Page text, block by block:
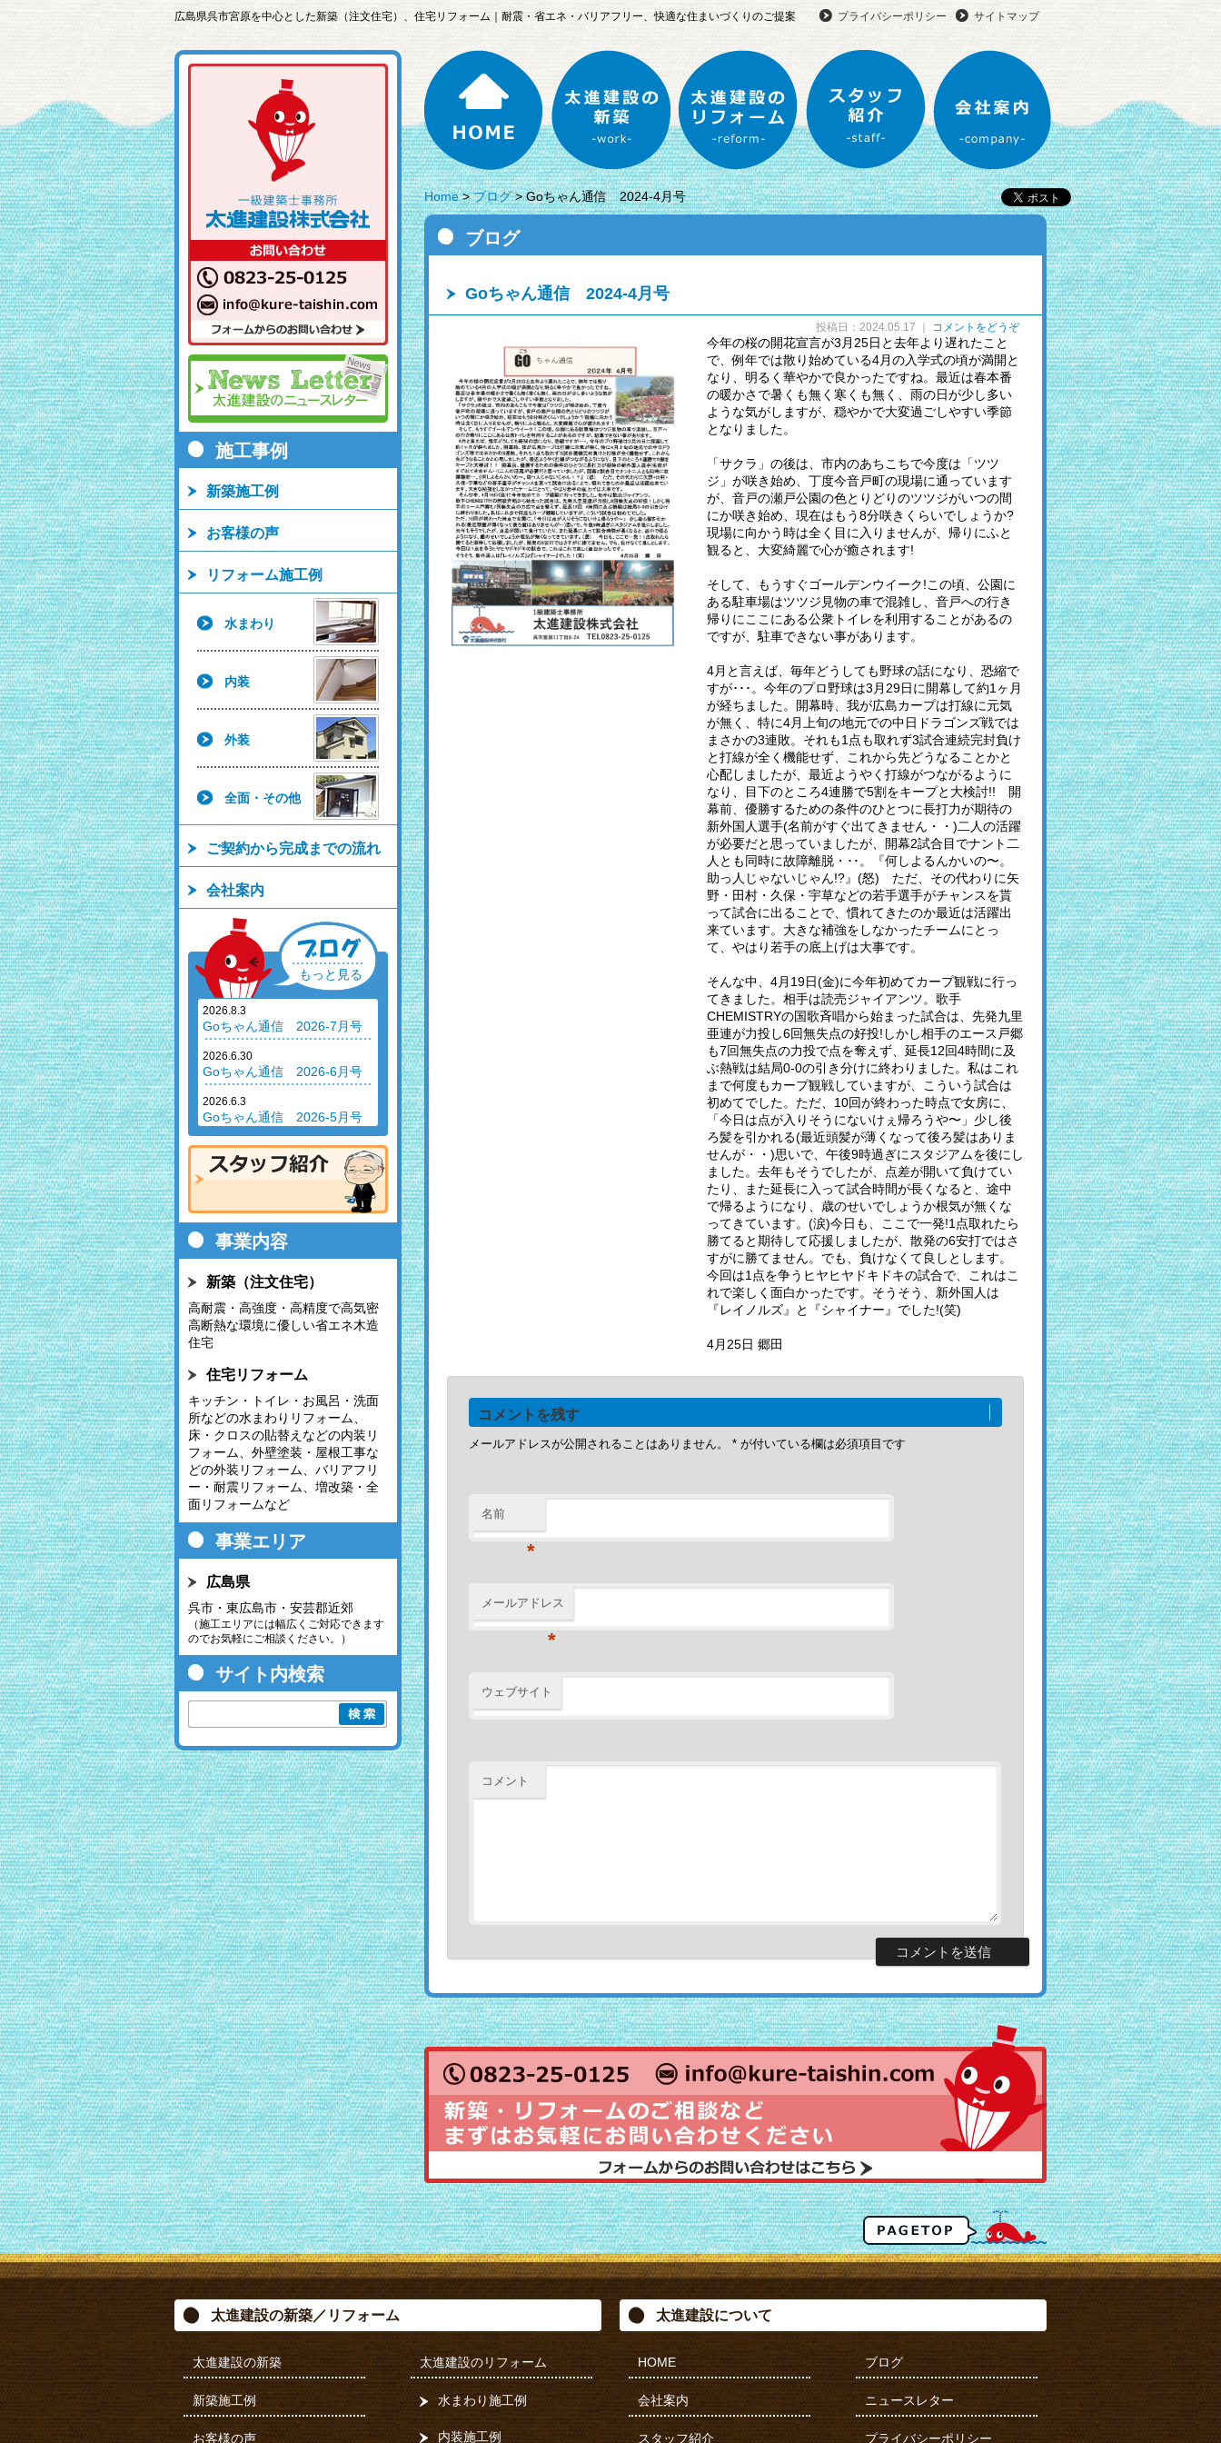
広島県呉市宮原を中心とした新築（注文住宅）、住宅リフォーム｜耐震・省エネ・バリアフリー、快適な住まいづくりのご提案 プライバシーポリシー サイトマップ
HOME 太進建設の新築 太進建設のリフォーム スタッフ紹介
Home>ブログ> Goちゃん通信 2024-4月号
ブログ
Goちゃん通信 2024-4月号
投稿日：2024.05.17 ｜ コメントをどうぞ
今年の桜の開花宣言が3月25日と去年より遅れたこと
で、例年では散り始めている4月の入学式の頃が満開と
なり、明るく華やかで良かったですね。最近は春本番
の暖かさで暑くも無く寒くも無く、雨の日が少し多い
ような気がしますが、穏やかで大変過ごしやすい季節
となりました。
「サクラ」の後は、市内のあちこちで今度は「ツツ
ジ」が咲き始め、丁度今音戸町の現場に通っています
が、音戸の瀬戸公園の色とりどりのツツジがいつの間
にか咲き始め、現在はもう8分咲きくらいでしょうか?
現場に向かう時は全く目に入りませんが、帰りにふと
観ると、大変綺麗で心が癒されます!
そして、もうすぐゴールデンウイーク!この頃、公園に
ある駐車場はツツジ見物の車で混雑し、音戸への行き
帰りにここにある公衆トイレを利用することがあるの
ですが、駐車できない事があります。
4月と言えば、毎年どうしても野球の話になり、恐縮で
すが･･･。今年のプロ野球は3月29日に開幕して約1ヶ月
が経ちました。開幕時、我が広島カープは打線に元気
が無く、特に4月上旬の地元での中日ドラゴンズ戦では
まさかの3連敗。それも1点も取れず3試合連続完封負け
と打線が全く機能せず、これから先どうなることかと
心配しましたが、最近ようやく打線がつながるように
なり、目下のところ4連勝で5割をキープと大検討!! 開
幕前、優勝するための条件のひとつに長打力が期待の
新外国人選手(名前がすぐ出てきません・・)二人の活躍
が必要だと思っていましたが、開幕2試合目でナント二
人とも同時に故障離脱・･･。『何しよるんかいの〜。
助っ人じゃないじゃん!?』(怒) ただ、その代わりに矢
野・田村・久保・宇草などの若手選手がチャンスを貰
って試合に出ることで、慣れてきたのか最近は活躍出
来ています。大きな補強をしなかったチームにとっ
て、やはり若手の底上げは大事です。
そんな中、4月19日(金)に今年初めてカープ観戦に行っ
てきました。相手は読売ジャイアンツ。歌手
CHEMISTRYの国歌斉唱から始まった試合は、先発九里
亜連が力投し6回無失点の好投!しかし相手のエース戸郷
も7回無失点の力投で点を奪えず、延長12回4時間に及
ぶ熱戦は結局0-0の引き分けに終わりました。私はこれ
まで何度もカープ観戦していますが、こういう試合は
初めてでした。ただ、10回が終わった時点で女房に、
「今日は点が入りそうにないけぇ帰ろうや〜」少し後
ろ髪を引かれる(最近頭髪が薄くなって後ろ髪はありま
せんが・・)思いで、午後9時過ぎにスタジアムを後にし
ました。去年もそうでしたが、点差が開いて負けてい
たり、また延長に入って試合時間が長くなると、途中
で帰るようになり、歳のせいでしょうか根気が無くな
ってきています。(涙)今日も、ここで一発!1点取れたら
勝てると期待して応援しましたが、散発の6安打ではさ
すがに勝てません。でも、負けなくて良しとします。
今回は1点を争うヒヤヒヤドキドキの試合で、これはこ
れで楽しく面白かったです。そうそう、新外国人は
『レイノルズ』と『シャイナー』でした!(笑)
4月25日 郷田
コメントを残す
メールアドレスが公開されることはありません。 *が付いている欄は必須項目です
名前
*
メールアドレス
*
ウェブサイト
コメント
施工事例
新築施工例
お客様の声
リフォーム施工例
水まわり
内装
外装
全面・その他
ご契約から完成までの流れ
会社案内
もっと見る
2026.8.3
Goちゃん通信 2026-7月号
2026.6.30
Goちゃん通信 2026-6月号
2026.6.3
Goちゃん通信 2026-5月号
2026.4.30
Goちゃん通信 2026-4月号
Goちゃん通信 2026-2月号
2026.2.9
Goちゃん通信 2026-1月号
2025.12.26
Goちゃん通信 2025-11月・
12月合併号
2025.11.6
Goちゃん通信 2025-9月号
2025.9.1
Goちゃん通信 2025-8月号
事業内容
新築（注文住宅）
高耐震・高強度・高精度で高気密
高断熱な環境に優しい省エネ木造
住宅
住宅リフォーム
キッチン・トイレ・お風呂・洗面
所などの水まわりリフォーム、
床・クロスの貼替えなどの内装リ
フォーム、外壁塗装・屋根工事な
どの外装リフォーム、バリアフリ
ー・耐震リフォーム、増改築・全
面リフォームなど
事業エリア
広島県
呉市・東広島市・安芸郡近郊
（施工エリアには幅広くご対応できます
のでお気軽にご相談ください。）
サイト内検索
太進建設の新築／リフォーム
太進建設の新築
新築施工例
お客様の声
太進建設のリフォーム
水まわり施工例
内装施工例
太進建設について
HOME
会社案内
スタッフ紹介
ブログ
ニュースレター
プライバシーポリシー